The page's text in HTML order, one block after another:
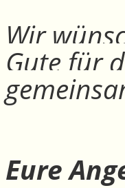
Wir
Gute für
Eure